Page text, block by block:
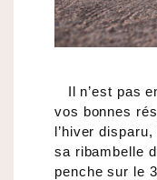
Il n’est pas
vos bonnes
l’hiver
sa ribambelle
penche sur le